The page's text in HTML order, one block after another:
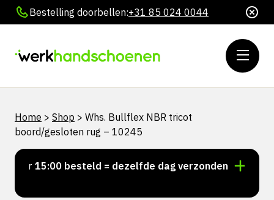
Bestelling doorbellen:+31 85 024 0044
Home > Shop > Whs. Bullflex NBR tricot
boord/gesloten rug – 10245
15:00 besteld = dezelfde dag verzonden